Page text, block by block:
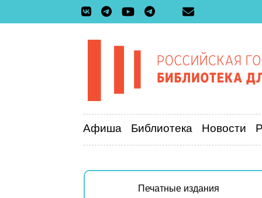
Афиша Библиотека Новости
Печатные издания